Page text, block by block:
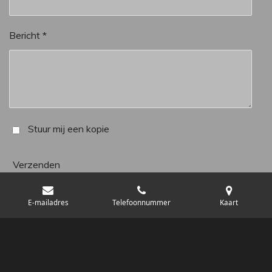
Bericht *
Stuur mij een kopie
Verzenden
E-mailadres Telefoonnummer Kaart